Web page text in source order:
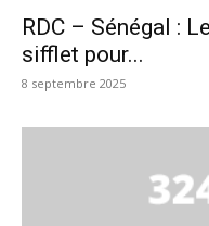
RDC – Sénégal :
sifflet pour...
8 septembre 2025